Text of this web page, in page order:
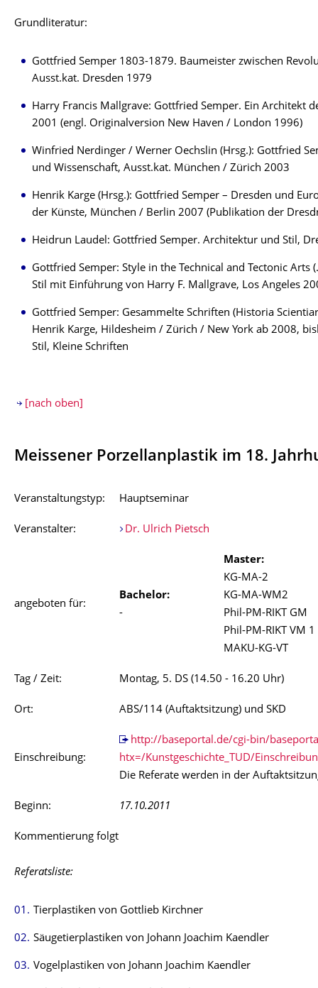
Grundliteratur:
Gottfried Semper 1803-1879. Baumeister zwischen
Ausst.kat. Dresden 1979
Harry Francis Mallgrave: Gottfried Semper. Ein Architekt
2001 (engl. Originalversion New Haven / London 1996)
Winfried Nerdinger / Werner Oechslin (Hrsg.): Gottfried
und Wissenschaft, Ausst.kat. München / Zürich 2003
Henrik Karge (Hrsg.): Gottfried Semper – Dresden und
der Künste, München / Berlin 2007 (Publikation der
Heidrun Laudel: Gottfried Semper. Architektur und Stil,
Gottfried Semper: Style in the Technical and Tectonic Arts
Stil mit Einführung von Harry F. Mallgrave, Los Angeles
Gottfried Semper: Gesammelte Schriften (Historia
Henrik Karge, Hildesheim / Zürich / New York ab 2008,
Stil, Kleine Schriften
[nach oben]
Meissener Porzellanplastik im 18.
Veranstaltungstyp: Hauptseminar
Veranstalter: Dr. Ulrich Pietsch
angeboten für:
Bachelor:
-
Master:
KG-MA-2
KG-MA-WM2
Phil-PM-RIKT GM
Phil-PM-RIKT VM 1
MAKU-KG-VT
Tag / Zeit: Montag, 5. DS (14.50 - 16.20 Uhr)
Ort: ABS/114 (Auftaktsitzung) und SKD
Einschreibung:
http://baseportal.de/cgi-bin/
htx=/Kunstgeschichte_TUD/
Die Referate werden in der
Beginn: 17.10.2011
Kommentierung folgt
Referatsliste:
Tierplastiken von Gottlieb Kirchner
Säugetierplastiken von Johann Joachim Kaendler
Vogelplastiken von Johann Joachim Kaendler